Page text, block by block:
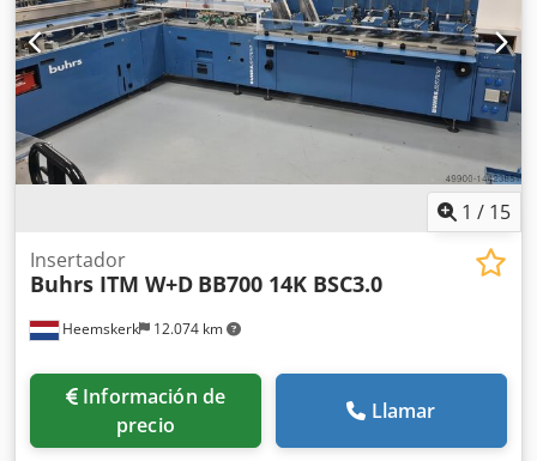
- 5x alimentador rotativo RF2 - bandeja de entrega - cinta
de salida ¿Desea ver esta máquina? No hay problema,
¡venga a verla!
1 / 15
Heemskerk 12.074 km
Insertador
Buhrs ITM W+D BB700 14K BSC3.0
Información de
precio
Llamar